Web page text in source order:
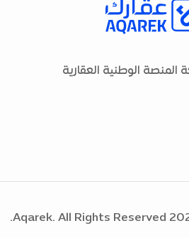
المنصة الوطنية العقارية